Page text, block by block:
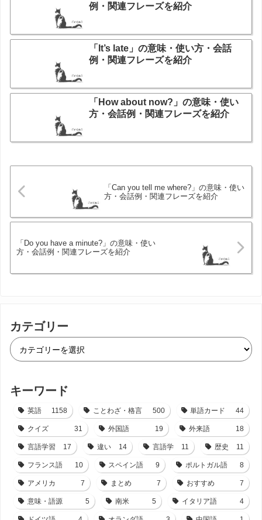
例・関連フレーズを紹介
「It’s late」の意味・使い方・会話
例・関連フレーズを紹介
「How about now?」の意味・使い
方・会話例・関連フレーズを紹介
「Can you tell me where?」の意味・使い
方・会話例・関連フレーズを紹介
「Do you have a minute?」の意味・使い
方・会話例・関連フレーズを紹介
カテゴリー
キーワード
英語 1158 ことわざ・格言 500 単語カード 44
クイズ 31 外国語 19 外来語 18
言語学習 17 違い 14 言語学 11 歴史 11
フランス語 10 スペイン語 9 ポルトガル語 8
アメリカ 7 まとめ 7 おすすめ 7
意味・語源 5 南米 5 イタリア語 4